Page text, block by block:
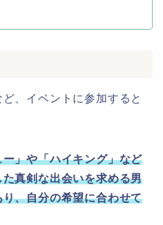
、イベントに参加すると
」や「ハイキング」など
真剣な出会いを求める男
、自分の希望に合わせて